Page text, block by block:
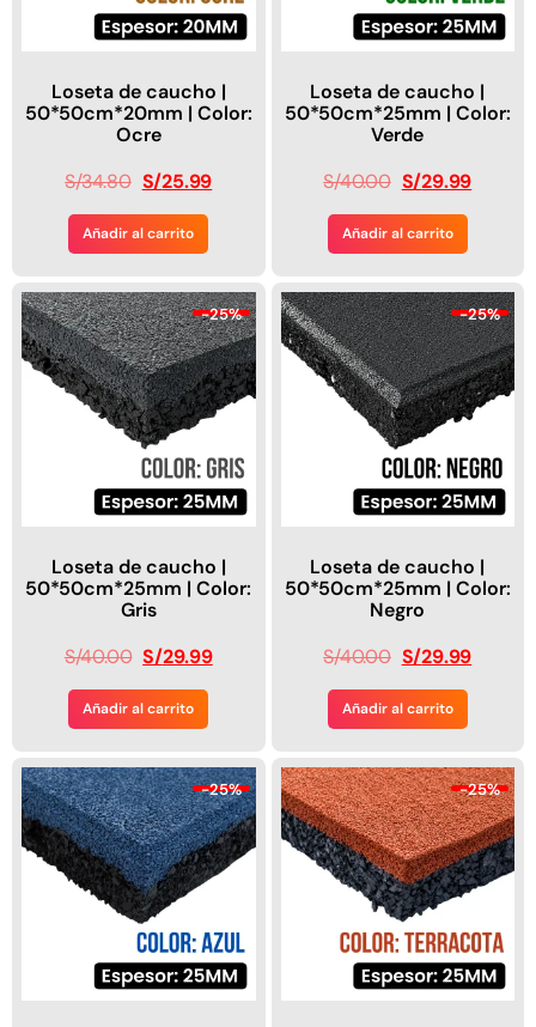
Loseta de caucho |
50*50cm*20mm | Color:
Ocre
S/34.80 S/25.99
Añadir al carrito
Loseta de caucho |
50*50cm*25mm | Color:
Verde
S/40.00 S/29.99
Añadir al carrito
-25%
Loseta de caucho |
50*50cm*25mm | Color:
Gris
S/40.00 S/29.99
Añadir al carrito
-25%
Loseta de caucho |
50*50cm*25mm | Color:
Negro
S/40.00 S/29.99
Añadir al carrito
-25% -25%